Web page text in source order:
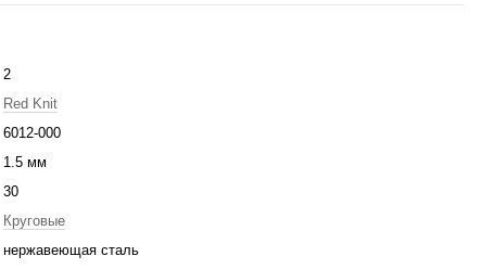
2
Red Knit
6012-000
1.5 мм
30
Круговые
нержавеющая сталь